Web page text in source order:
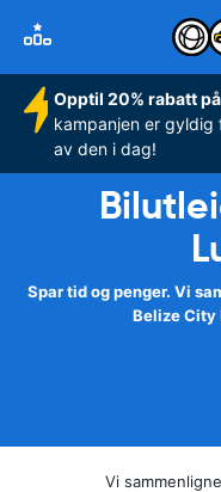
Opptil 20% rabatt
kampanjen er
av den i dag!
Spar tid og penger. Vi
Belize City
Vi